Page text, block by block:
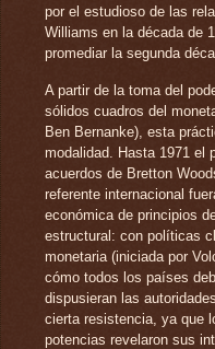
por el estudioso de las
Williams en la década de
promediar la segunda
A partir de la toma del
sólidos cuadros del
Ben Bernanke), esta
modalidad. Hasta 1971 el
acuerdos de Bretton
referente internacional
económica de principios
estructural: con políticas
monetaria (iniciada por
cómo todos los países
dispusieran las
cierta resistencia, ya que
potencias revelaron sus